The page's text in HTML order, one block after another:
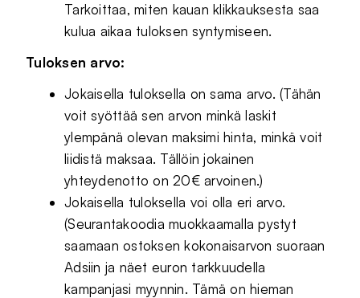
Tarkoittaa, miten kauan klikkauksesta saa
kulua aikaa tuloksen syntymiseen.
Tuloksen arvo:
Jokaisella tuloksella on sama arvo. (Tähän
voit syöttää sen arvon minkä laskit
ylempänä olevan maksimi hinta, minkä voit
liidistä maksaa. Tällöin jokainen
yhteydenotto on 20€ arvoinen.)
Jokaisella tuloksella voi olla eri arvo.
(Seurantakoodia muokkaamalla pystyt
saamaan ostoksen kokonaisarvon suoraan
Adsiin ja näet euron tarkkuudella
kampanjasi myynnin. Tämä on hieman